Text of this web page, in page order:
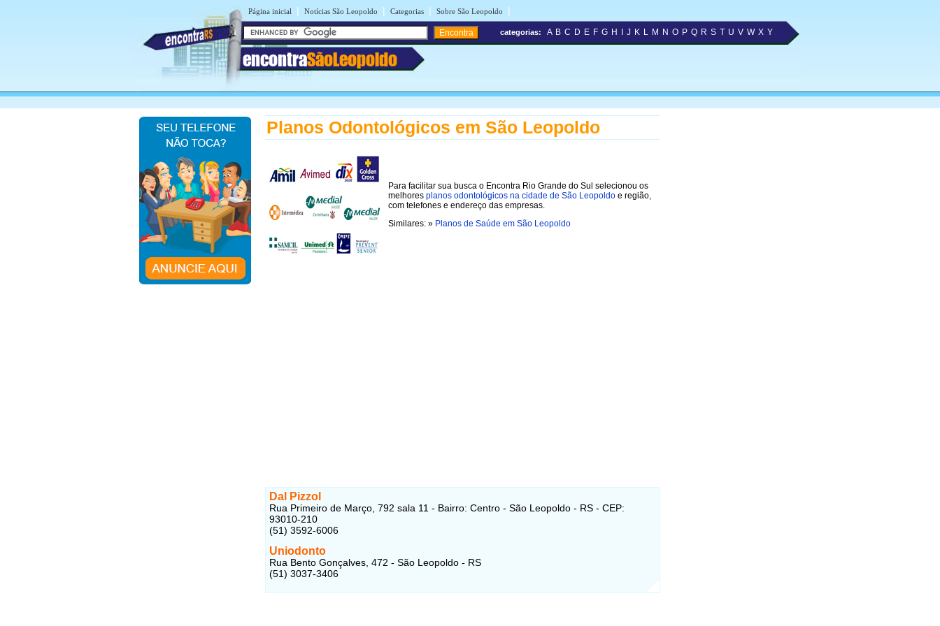
Página inicial | Notícias São Leopoldo | Categorias | Sobre São Leopoldo |
encontraSãoLeopoldo
categorias: A B C D E F G H J K L M N O P Q R S T U V W X Y
Planos Odontológicos em São Leopoldo
Para facilitar sua busca o Encontra Rio Grande do Sul selecionou os
melhores planos odontológicos na cidade de São Leopoldo e região,
com telefones e endereço das empresas.
Similares: » Planos de Saúde em São Leopoldo
Dal Pizzol
Rua Primeiro de Março, 792 sala 11 - Bairro: Centro - São Leopoldo - RS - CEP:
93010-210
(51) 3592-6006
Uniodonto
Rua Bento Gonçalves, 472 - São Leopoldo - RS
(51) 3037-3406